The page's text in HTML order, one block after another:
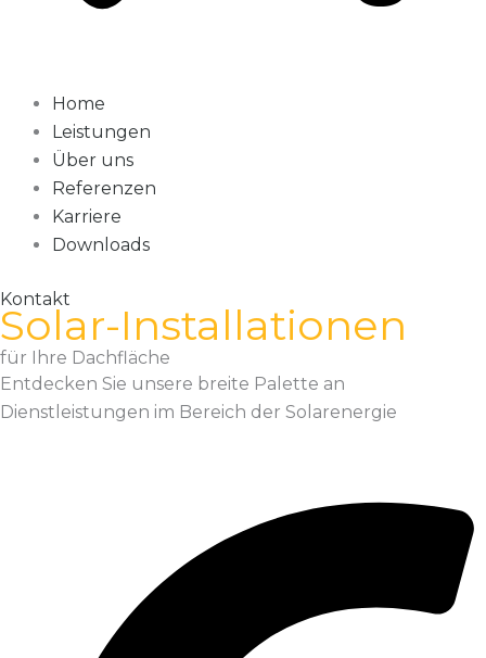
Home
Leistungen
Über uns
Referenzen
Karriere
Downloads
Kontakt
Solar-Installationen
für Ihre Dachfläche
Entdecken Sie unsere breite Palette an
Dienstleistungen im Bereich der Solarenergie